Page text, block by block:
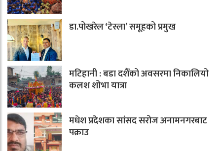
डा.पोखरेल ‘टेस्ला’ समूहको प्रमुख
मटिहानी : बडा दशैँको अवसरमा निकालियो
कलश शोभा यात्रा
मधेश प्रदेशका सांसद सरोज अनामनगरबाट
पक्राउ